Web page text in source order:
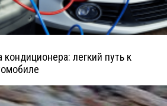
легкий путь к